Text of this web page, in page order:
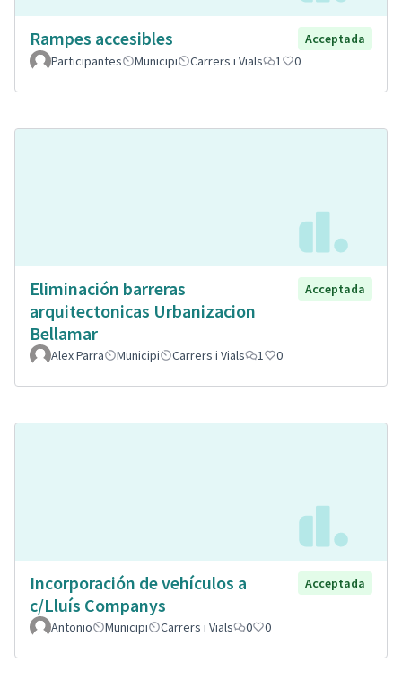
Rampes accesibles
Acceptada
Participantes
Municipi Carrers i Vials 1 0
Eliminación barreras
arquitectonicas Urbanizacion
Bellamar
Acceptada
Alex Parra Municipi Carrers i Vials 1 0
Incorporación de vehículos a
c/Lluís Companys
Acceptada
Antonio Municipi Carrers i Vials 0 0